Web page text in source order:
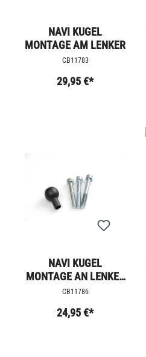
NAVI KUGEL
MONTAGE AM LENKER
CB11783
29,95 €*
NAVI KUGEL
MONTAGE AN LENKER
ARMATUR
CB11786
24,95 €*